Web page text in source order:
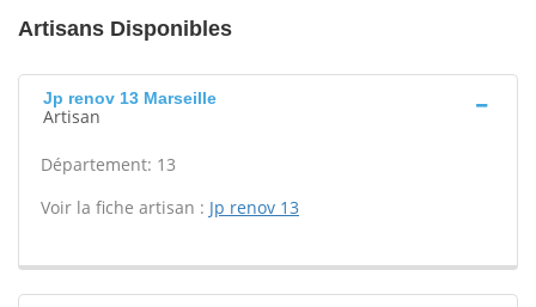
Artisans Disponibles
Jp renov 13 Marseille
Artisan
Département: 13
Voir la fiche artisan : Jp renov 13